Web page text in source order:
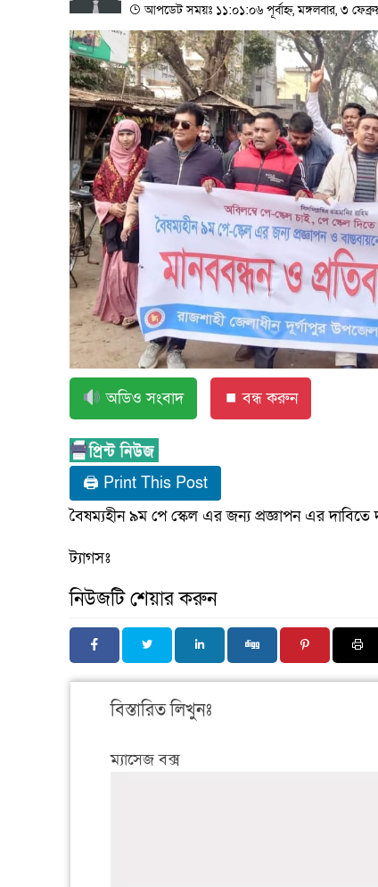
আপডেট সময়ঃ ১১:০১:০৬ পূর্বাহ্ন, মঙ্গলবার, ৩
অডিও সংবাদ ⏹ বন্ধ করুন
🖨 Print This Post
বৈষম্যহীন ৯ম পে স্কেল এর জন্য প্রজ্ঞাপন এর দাবিতে
ট্যাগসঃ
নিউজটি শেয়ার করুন
বিস্তারিত লিখুনঃ
ম্যাসেজ বক্স